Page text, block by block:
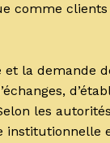
comme
la demande
les